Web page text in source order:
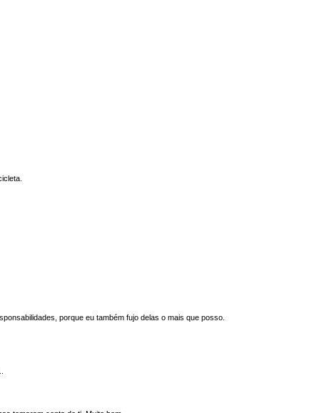
porque eu também fujo delas o mais que posso.